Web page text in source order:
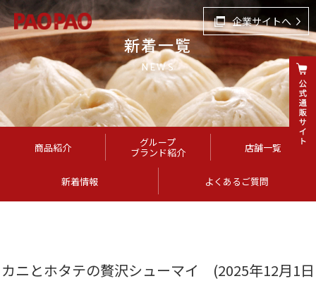
企業サイトへ
新着一覧
NEWS
商品紹介 グループ
ブランド紹介 店舗一覧
新着情報 よくあるご質問
カニとホタテの贅沢シューマイ (2025年12月1日